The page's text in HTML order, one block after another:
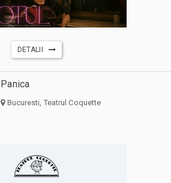
DETALII
Panica
Bucuresti, Teatrul Coquette